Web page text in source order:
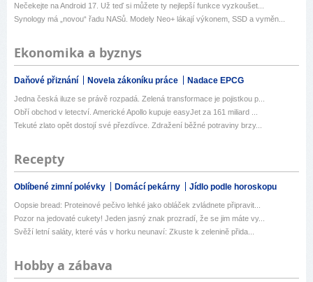
Nečekejte na Android 17. Už teď si můžete ty nejlepší funkce vyzkoušet...
Synology má „novou“ řadu NASů. Modely Neo+ lákají výkonem, SSD a vyměn...
Ekonomika a byznys
Daňové přiznání Novela zákoníku práce Nadace EPCG
Jedna česká iluze se právě rozpadá. Zelená transformace je pojistkou p...
Obří obchod v letectví. Americké Apollo kupuje easyJet za 161 miliard ...
Tekuté zlato opět dostojí své přezdívce. Zdražení běžné potraviny brzy...
Recepty
Oblíbené zimní polévky Domácí pekárny Jídlo podle horoskopu
Oopsie bread: Proteinové pečivo lehké jako obláček zvládnete připravit...
Pozor na jedovaté cukety! Jeden jasný znak prozradí, že se jim máte vy...
Svěží letní saláty, které vás v horku neunaví: Zkuste k zelenině přida...
Hobby a zábava